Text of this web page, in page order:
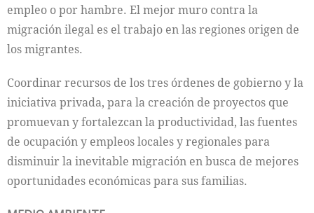
empleo o por hambre. El mejor muro contra la
migración ilegal es el trabajo en las regiones origen de
los migrantes.
Coordinar recursos de los tres órdenes de gobierno y la
iniciativa privada, para la creación de proyectos que
promuevan y fortalezcan la productividad, las fuentes
de ocupación y empleos locales y regionales para
disminuir la inevitable migración en busca de mejores
oportunidades económicas para sus familias.